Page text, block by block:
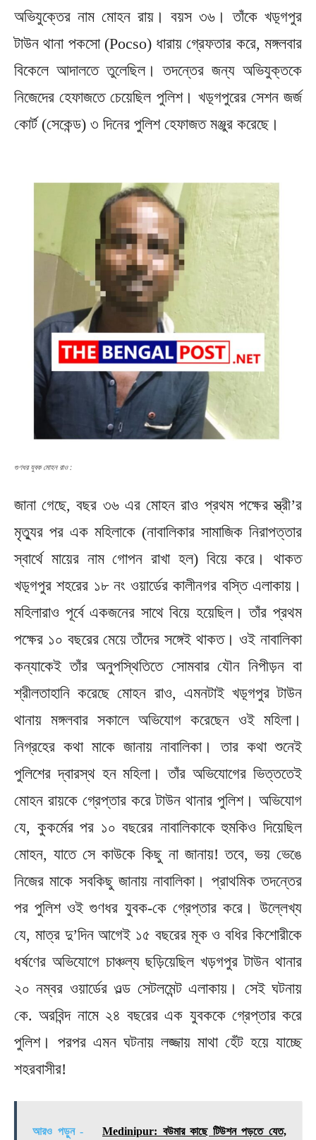
অভিযুক্তের নাম মোহন রায়। বয়স ৩৬। তাঁকে খড়্গপুর
টাউন থানা পকসো (Pocso) ধারায় গ্রেফতার করে, মঙ্গলবার
বিকেলে আদালতে তুলেছিল। তদন্তের জন্য অভিযুক্তকে
নিজেদের হেফাজতে চেয়েছিল পুলিশ। খড়্গপুরের সেশন জর্জ
কোর্ট (সেকেন্ড) ৩ দিনের পুলিশ হেফাজত মঞ্জুর করেছে।
গুণধর যুবক মোহন রাও :
জানা গেছে, বছর ৩৬ এর মোহন রাও প্রথম পক্ষের স্ত্রী’র
মৃত্যুর পর এক মহিলাকে (নাবালিকার সামাজিক নিরাপত্তার
স্বার্থে মায়ের নাম গোপন রাখা হল) বিয়ে করে। থাকত
খড়্গপুর শহরের ১৮ নং ওয়ার্ডের কালীনগর বস্তি এলাকায়।
মহিলারাও পূর্বে একজনের সাথে বিয়ে হয়েছিল। তাঁর প্রথম
পক্ষের ১০ বছরের মেয়ে তাঁদের সঙ্গেই থাকত। ওই নাবালিকা
কন্যাকেই তাঁর অনুপস্থিতিতে সোমবার যৌন নিপীড়ন বা
শ্রীলতাহানি করেছে মোহন রাও, এমনটাই খড়্গপুর টাউন
থানায় মঙ্গলবার সকালে অভিযোগ করেছেন ওই মহিলা।
নিগ্রহের কথা মাকে জানায় নাবালিকা। তার কথা শুনেই
পুলিশের দ্বারস্থ হন মহিলা। তাঁর অভিযোগের ভিত্ততেই
মোহন রায়কে গ্রেপ্তার করে টাউন থানার পুলিশ। অভিযোগ
যে, কুকর্মের পর ১০ বছরের নাবালিকাকে হুমকিও দিয়েছিল
মোহন, যাতে সে কাউকে কিছু না জানায়! তবে, ভয় ভেঙে
নিজের মাকে সবকিছু জানায় নাবালিকা। প্রাথমিক তদন্তের
পর পুলিশ ওই গুণধর যুবক-কে গ্রেপ্তার করে। উল্লেখ্য
যে, মাত্র দু’দিন আগেই ১৫ বছরের মূক ও বধির কিশোরীকে
ধর্ষণের অভিযোগে চাঞ্চল্য ছড়িয়েছিল খড়গপুর টাউন থানার
২০ নম্বর ওয়ার্ডের ওল্ড সেটলমেন্ট এলাকায়। সেই ঘটনায়
কে. অরবিন্দ নামে ২৪ বছরের এক যুবককে গ্রেপ্তার করে
পুলিশ। পরপর এমন ঘটনায় লজ্জায় মাথা হেঁট হয়ে যাচ্ছে
শহরবাসীর!
আরও পড়ুন - Medinipur: বউমার কাছে টিউশন পড়তে যেত,